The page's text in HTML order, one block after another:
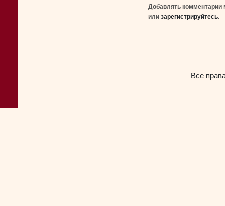
Добавлять комментарии
или зарегистрируйтесь.
Все